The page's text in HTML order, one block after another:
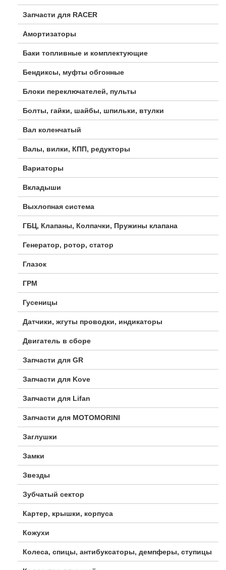
Запчасти для RACER
Амортизаторы
Баки топливные и комплектующие
Бендиксы, муфты обгонные
Блоки переключателей, пульты
Болты, гайки, шайбы, шпильки, втулки
Вал коленчатый
Валы, вилки, КПП, редукторы
Вариаторы
Вкладыши
Выхлопная система
ГБЦ, Клапаны, Колпачки, Пружины клапана
Генератор, ротор, статор
Глазок
ГРМ
Гусеницы
Датчики, жгуты проводки, индикаторы
Двигатель в сборе
Запчасти для GR
Запчасти для Kove
Запчасти для Lifan
Запчасти для MOTOMORINI
Заглушки
Замки
Звезды
Зубчатый сектор
Картер, крышки, корпуса
Кожухи
Колеса, спицы, антибуксаторы, демпферы, ступицы